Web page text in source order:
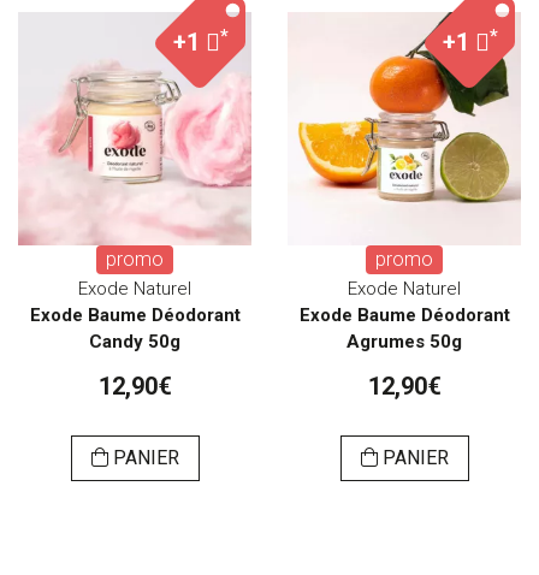
+1 *
promo
Exode Naturel
Exode Baume Déodorant
Candy 50g
12,90€
PANIER
+1 *
promo
Exode Naturel
Exode Baume Déodorant
Agrumes 50g
12,90€
PANIER